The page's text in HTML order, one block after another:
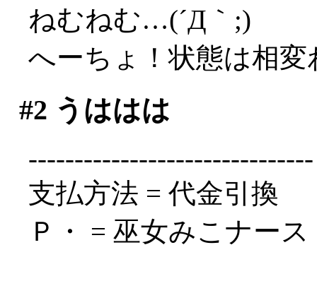
ねむねむ…(´Д｀;)
へーちょ！状態は相
#2 うははは
-------------------------------
支払方法 = 代金引換
Ｐ・ = 巫女みこナー